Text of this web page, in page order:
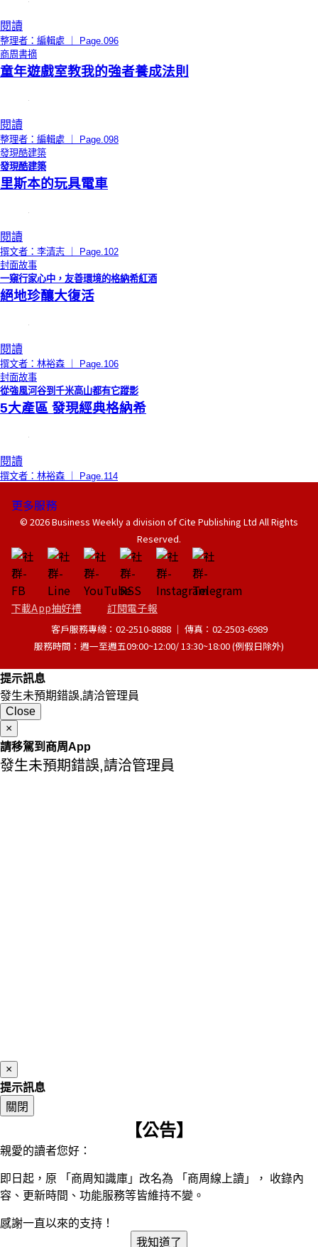
閱讀
整理者：編輯處 ｜ Page.096
商周書摘
童年遊戲室教我的強者養成法則
閱讀
整理者：編輯處 ｜ Page.098
發現酷建築
發現酷建築
里斯本的玩具電車
閱讀
撰文者：李清志 ｜ Page.102
封面故事
一窺行家心中，友善環境的格納希紅酒
絕地珍釀大復活
閱讀
撰文者：林裕森 ｜ Page.106
封面故事
從強風河谷到千米高山都有它蹤影
5大產區 發現經典格納希
閱讀
撰文者：林裕森 ｜ Page.114
更多服務
© 2026 Business Weekly a division of Cite Publishing Ltd All Rights
Reserved.
下載App抽好禮 訂閱電子報
客戶服務專線：02-2510-8888 │ 傳真：02-2503-6989
服務時間：週一至週五09:00~12:00/ 13:30~18:00 (例假日除外)
提示訊息
發生未預期錯誤,請洽管理員
Close
×
請移駕到商周App
發生未預期錯誤,請洽管理員
×
提示訊息
關閉
【公告】
親愛的讀者您好：
即日起，原 「商周知識庫」改名為 「商周線上讀」， 收錄內
容、更新時間、功能服務等皆維持不變。
感謝一直以來的支持！
我知道了